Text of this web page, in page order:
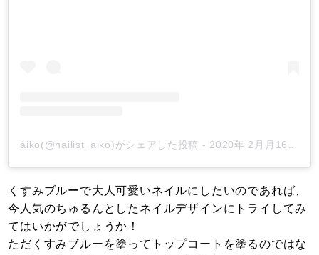
aiko(@nailist_aiko)がシェアした投稿 - 2020年 2月月16日午前4時18分PST
くすみブルーで大人可愛いネイルにしたいのであれば、
今人気のちゅるんとしたネイルデザインにトライしてみ
てはいかがでしょうか！
ただくすみブルーを塗ってトップコートを塗るのではな